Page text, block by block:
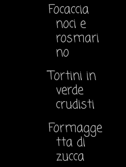
Focaccia
noci e
rosmari
no
Tortini in
verde
crudisti
Formagge
tta di
zucca